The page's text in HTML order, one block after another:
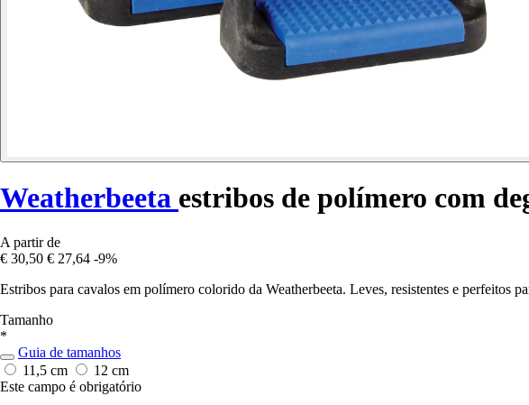
Weatherbeeta estribos de polímero com
A partir de
€ 30,50 € 27,64 -9%
Estribos para cavalos em polímero colorido da Weatherbeeta. Leves, resistentes e perfeitos
Tamanho
*
Guia de tamanhos
11,5 cm
12 cm
Este campo é obrigatório